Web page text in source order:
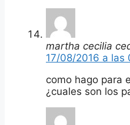
martha cecilia
17/08/2016 a las
como hago para
¿cuales son los